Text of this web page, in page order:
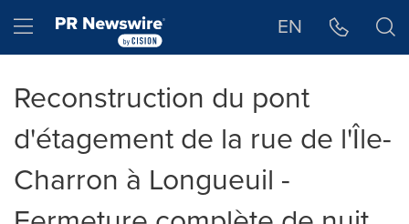
Hamburger menu EN
Reconstruction du pont
d'étagement de la rue de l'Île-
Charron à Longueuil -